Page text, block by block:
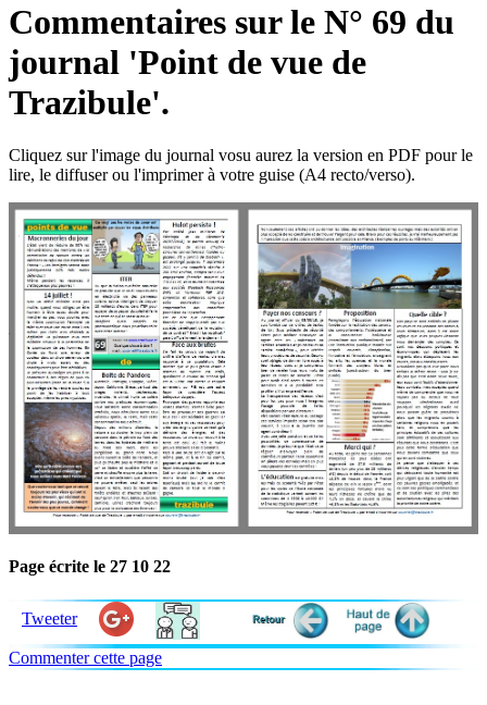
Commentaires sur le N° 69 du
journal 'Point de vue de
Trazibule'.
Cliquez sur l'image du journal vosu aurez la version en PDF pour le
lire, le diffuser ou l'imprimer à votre guise (A4 recto/verso).
Page écrite le 27 10 22
Tweeter
Commenter cette page